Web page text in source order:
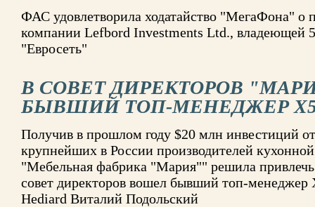
ФАС удовлетворила ходатайство "МегаФона" о
компании Lefbord Investments Ltd., владеющей
"Евросеть"
В СОВЕТ ДИРЕКТОРОВ
БЫВШИЙ ТОП-МЕНЕДЖЕР
Получив в прошлом году $20 млн инвестиций
крупнейших в России производителей кухонной
"Мебельная фабрика "Мария"" решила
совет директоров вошел бывший топ-
Hediard Виталий Подольский